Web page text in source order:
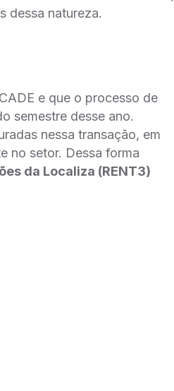
dessa natureza.
e que o processo de
semestre desse ano.
nessa transação, em
no setor. Dessa forma
da Localiza (RENT3)